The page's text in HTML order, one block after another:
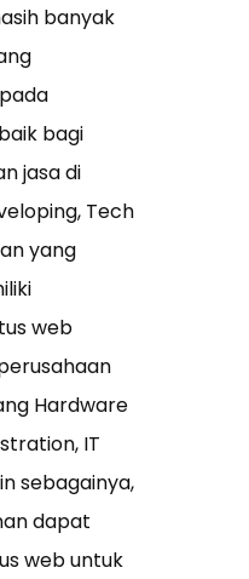
banyak
bagi
jasa di
Tech
yang
web
Hardware
IT
sebagainya,
dapat
web untuk